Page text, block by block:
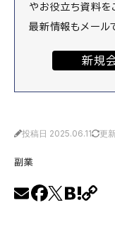
やお役立ち資料を
最新情報もメール
新規
投稿日 2025.06.11 更
副業